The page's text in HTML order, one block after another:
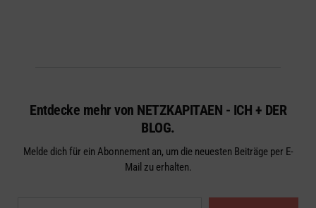
Entdecke mehr von NETZKAPITAEN - ICH + DER
BLOG.
Melde dich für ein Abonnement an, um die neuesten Beiträge per E-
Mail zu erhalten.